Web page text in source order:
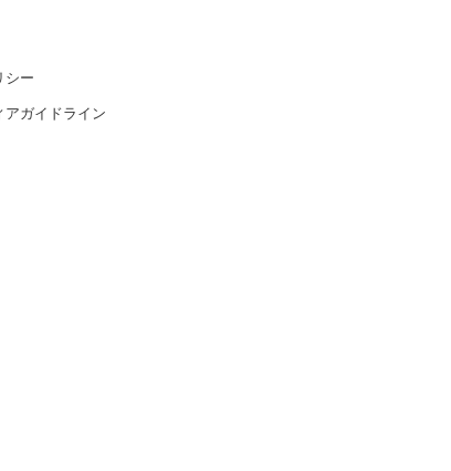
シー
アガイドライン